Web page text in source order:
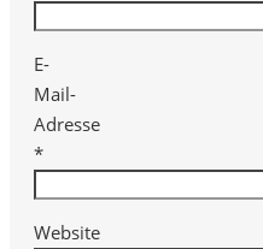
E-
Mail-
Adresse
*
Website